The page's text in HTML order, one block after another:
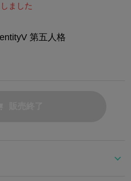
ました
第五人格